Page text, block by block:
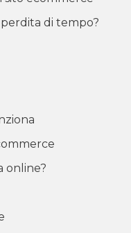
di tempo?
online?